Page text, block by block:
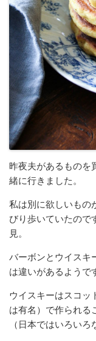
昨夜夫があるものを
緒に行きました。
私は別に欲しいもの
びり歩いていたので
見。
バーボンとウイスキ
は違いがあるようで
ウイスキーはスコッ
は有名）で作られる
（日本ではいろいろ